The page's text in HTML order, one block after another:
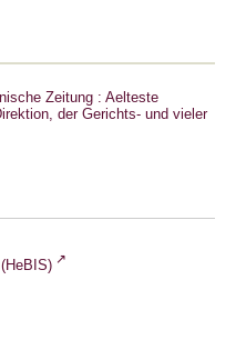
Zeitung : Aelteste
der Gerichts- und vieler